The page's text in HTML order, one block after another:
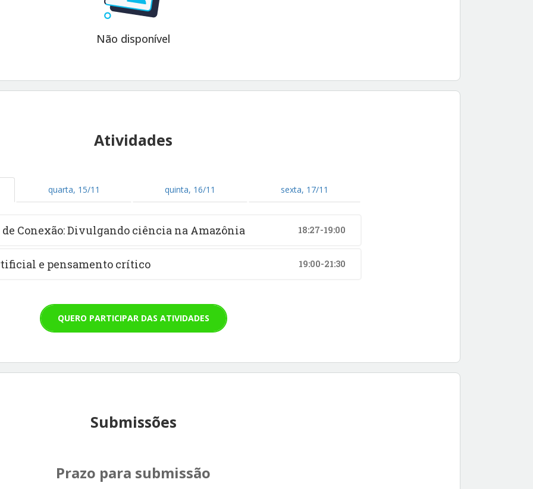
Não disponível
Atividades
quarta, 15/11 quinta, 16/11 sexta, 17/11
de Conexão: Divulgando ciência na Amazônia 18:27-19:00
e pensamento crítico 19:00-21:30
QUERO PARTICIPAR DAS ATIVIDADES
Submissões
Prazo para submissão